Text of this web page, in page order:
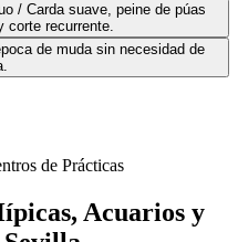
/ Carda suave, peine de púas
corte recurrente.
de muda sin necesidad de
de Prácticas
Acuarios y